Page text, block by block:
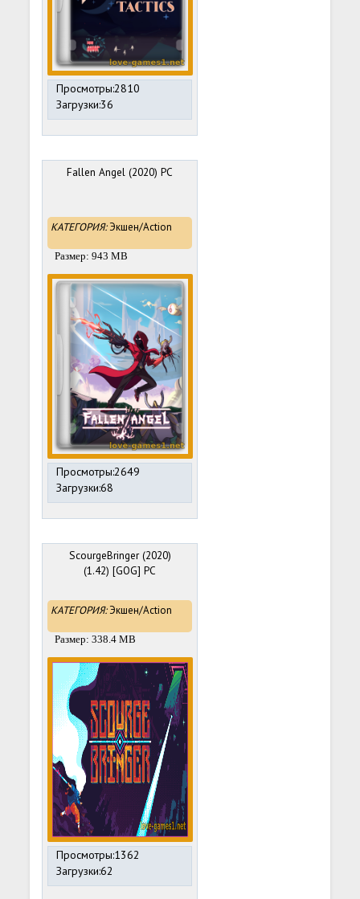
Просмотры:2810
Загрузки:36
Fallen Angel (2020) PC
КАТЕГОРИЯ:Экшен/Action
Размер: 943 MB
Просмотры:2649
Загрузки:68
ScourgeBringer (2020)
(1.42) [GOG] PC
КАТЕГОРИЯ:Экшен/Action
Размер: 338.4 MB
Просмотры:1362
Загрузки:62